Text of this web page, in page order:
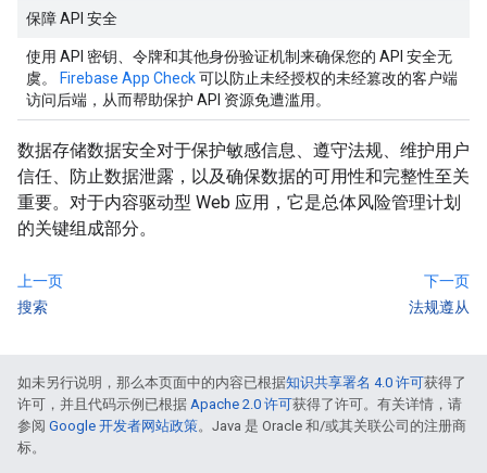
保障 API 安全
使用 API 密钥、令牌和其他身份验证机制来确保您的 API 安全无
虞。
Firebase App Check可以防止未经授权的未经篡改的客户端
访问后端，从而帮助保护 API 资源免遭滥用。
数据存储数据安全对于保护敏感信息、遵守法规、维护用户
信任、防止数据泄露，以及确保数据的可用性和完整性至关
重要。对于内容驱动型 Web 应用，它是总体风险管理计划
的关键组成部分。
上一页
搜索
下一页
法规遵从
如未另行说明，那么本页面中的内容已根据知识共享署名 4.0 许可获得了
许可，并且代码示例已根据 Apache 2.0 许可获得了许可。有关详情，请
参阅 Google 开发者网站政策。Java 是 Oracle 和/或其关联公司的注册商
标。